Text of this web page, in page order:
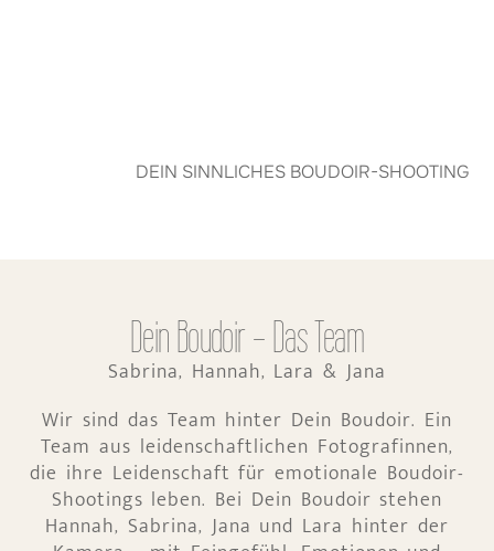
DEIN SINNLICHES BOUDOIR-SHOOTING
Dein Boudoir - Das Team
Sabrina, Hannah, Lara & Jana
Wir sind das Team hinter Dein Boudoir. Ein
Team aus leidenschaftlichen Fotografinnen,
die ihre Leidenschaft für emotionale Boudoir-
Shootings leben. Bei Dein Boudoir stehen
Hannah, Sabrina, Jana und Lara hinter der